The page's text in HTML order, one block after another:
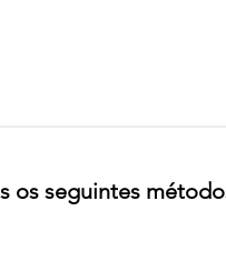
os seguintes